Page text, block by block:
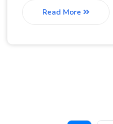
Read More